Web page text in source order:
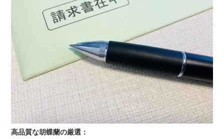
高品質な胡蝶蘭の厳選：